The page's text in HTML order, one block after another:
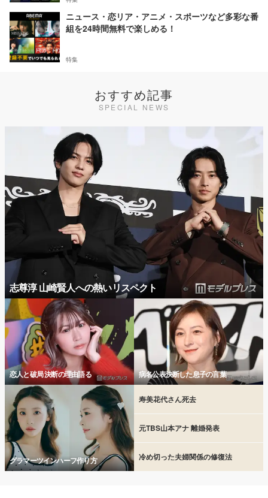
ニュース・恋リア・アニメ・スポーツなど多彩な番
組を24時間無料で楽しめる！
特集
おすすめ記事
SPECIAL NEWS
志尊淳 山崎賢人への熱いリスペクト
恋人と破局 決断の理由語る 病名公表決断した息子の言葉
グラマーツインハーフ作り方
寿美花代さん死去
元TBS山本アナ 離婚発表
冷め切った夫婦関係の修復法